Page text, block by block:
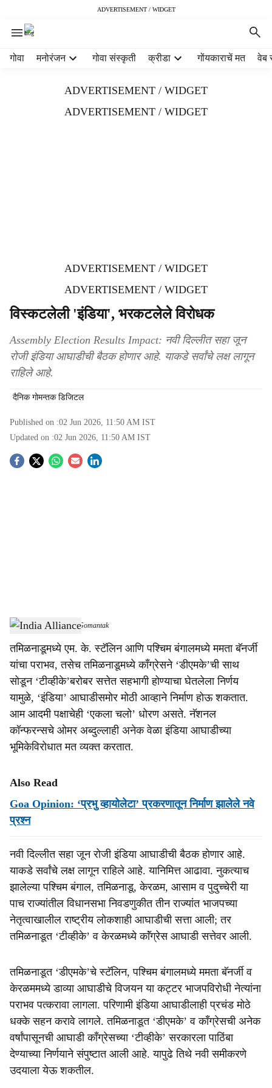
ADVERTISEMENT / WIDGET
गोवा मनोरंजन गोवा संस्कृती क्रीडा गोंयकाराचें मत वेब
ADVERTISEMENT / WIDGET
ADVERTISEMENT / WIDGET
ADVERTISEMENT / WIDGET
ADVERTISEMENT / WIDGET
विस्कटलेली 'इंडिया', भरकटलेले विरोधक
Assembly Election Results Impact: नवी दिल्लीत सहा जून
रोजी इंडिया आघाडीची बैठक होणार आहे. याकडे सर्वांचे लक्ष लागून
राहिले आहे.
दैनिक गोमन्तक डिजिटल
Published on :02 Jun 2026, 11:50 AM IST
Updated on :02 Jun 2026, 11:50 AM IST
S
a
r
e
India Alliance- Dainik Gomantak
तमिळनाडूमध्ये एम. के. स्टॅलिन आणि पश्‍चिम बंगालमध्ये ममता बॅनर्जी
यांचा पराभव, तसेच तमिळनाडूमध्ये काँग्रेसने ‘डीएमके’ची साथ
सोडून ‘टीव्हीके’बरोबर सत्तेत सहभागी होण्याचा घेतलेला निर्णय
यामुळे, ‘इंडिया’ आघाडीसमोर मोठी आव्हाने निर्माण होऊ शकतात.
आम आदमी पक्षाचेही ‘एकला चलो’ धोरण असते. नॅशनल
कॉन्फरन्सचे ओमर अब्दुल्लाही अनेक वेळा इंडिया आघाडीच्या
भूमिकेविरोधात मत व्यक्त करतात.
Also Read
Goa Opinion: ‘प्रभु व्हायोलेटा’ प्रकरणातून निर्माण झालेले नवे
प्रश्न
नवी दिल्लीत सहा जून रोजी इंडिया आघाडीची बैठक होणार आहे.
याकडे सर्वांचे लक्ष लागून राहिले आहे. यानिमित्त आढावा. नुकत्याच
झालेल्या पश्‍चिम बंगाल, तमिळनाडू, केरळम, आसाम व पुदुच्चेरी या
पाच राज्यांतील विधानसभा निवडणुकीत तीन राज्यांत भाजपच्या
नेतृत्वाखालील राष्ट्रीय लोकशाही आघाडीची सत्ता आली; तर
तमिळनाडूत ‘टीव्हीके’ व केरळमध्ये काॅंग्रेस आघाडी सत्तेवर आली.
तमिळनाडूत ‘डीएमके’चे स्टॅलिन, पश्‍चिम बंगालमध्ये ममता बॅनर्जी व
केरळममध्ये डाव्या आघाडीचे विजयन या कट्टर भाजपविरोधी नेत्यांना
पराभव पत्करावा लागला. परिणामी इंडिया आघाडीलाही प्रचंड मोठे
धक्के सहन करावे लागले. तमिळनाडूत ‘डीएमके’ व काँग्रेसची अनेक
वर्षांपासूनची आघाडी काँग्रेसच्या ‘टीव्हीके’ सरकारला पाठिंबा
देण्याच्या निर्णयाने संपुष्टात आली आहे. यापुढे तिथे नवी समीकरणे
उदयाला येऊ शकतील.